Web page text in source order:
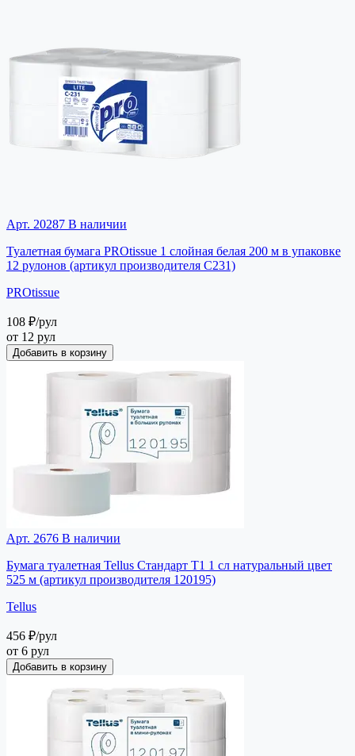
Арт. 20287 В наличии
Туалетная бумага PROtissue 1 слойная белая 200 м в упаковке
12 рулонов (артикул производителя С231)
PROtissue
108 ₽/рул
от 12 рул
Добавить в корзину
Арт. 2676 В наличии
Бумага туалетная Tellus Стандарт T1 1 сл натуральный цвет
525 м (артикул производителя 120195)
Tellus
456 ₽/рул
от 6 рул
Добавить в корзину